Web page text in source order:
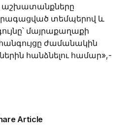
աշխատանքները
տեմպերով և
մայրաքաղաքի
ժամանակին
հանձնելու համար»,-
Article